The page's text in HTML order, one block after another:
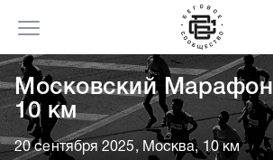
Московский Марафон
10 км
20 сентября 2025, Москва, 10 км